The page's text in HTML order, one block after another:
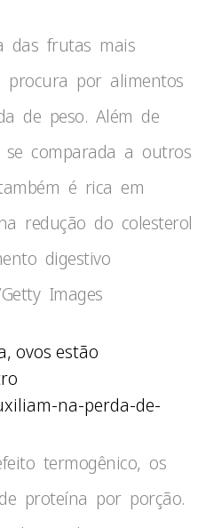
das frutas mais
procura por alimentos
de peso. Além de
se comparada a outros
é rica em
redução do colesterol
digestivo
Images
na-perda-de-
termogênico, os
proteína por porção.